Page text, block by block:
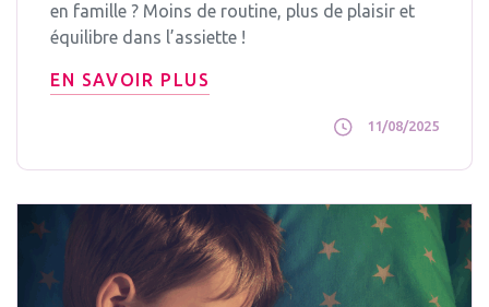
en famille ? Moins de routine, plus de plaisir et
équilibre dans l’assiette !
EN SAVOIR PLUS
11/08/2025